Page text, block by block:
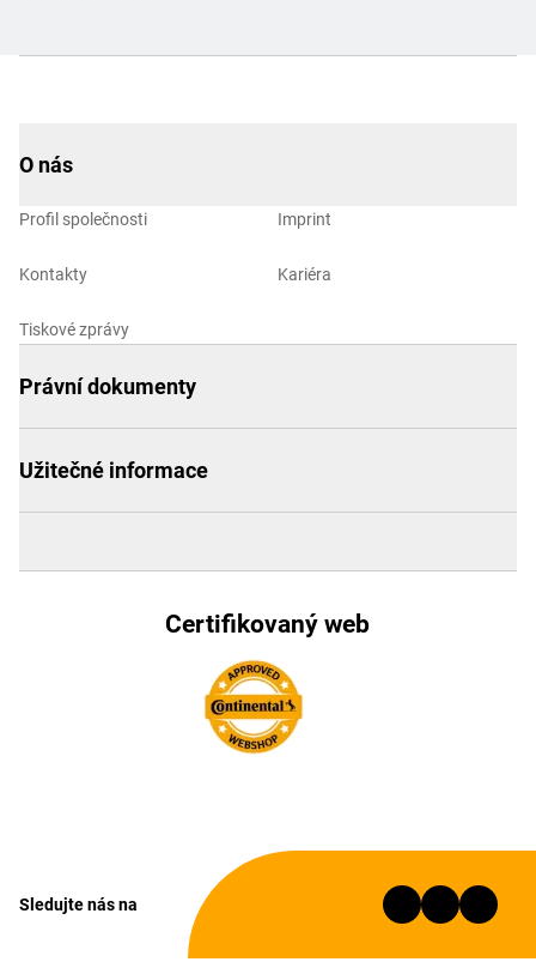
O nás
Profil společnosti
Kontakty
Tiskové zprávy
Imprint
Kariéra
Právní dokumenty
Užitečné informace
Certifikovaný web
Sledujte nás na